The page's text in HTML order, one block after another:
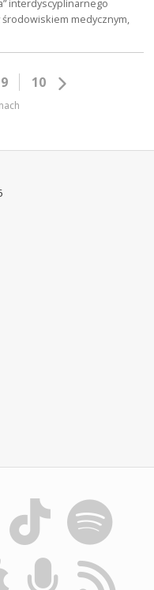
interdyscyplinarnego
medycznym,
9 10